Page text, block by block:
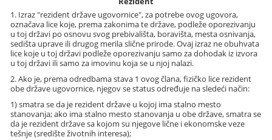
1. Izraz "rezident države ugovornice", za potrebe ovog ugovora,
označava lice koje, prema zakonima te države, podleže oporezivanju
u toj državi po osnovu svog prebivališta, boravišta, mesta osnivanja,
sedišta uprave ili drugog merila slične prirode. Ovaj izraz ne obuhvata
lice koje u toj državi podleže oporezivanju samo za dohodak iz izvora
u toj državi ili samo za imovinu koja se u njoj nalazi.
2. Ako je, prema odredbama stava 1 ovog člana, fizičko lice rezident
obe države ugovornice, njegov se status određuje na sledeći način:
1) smatra se da je rezident države u kojoj ima stalno mesto
stanovanja; ako ima stalno mesto stanovanja u obe države, smatra se
da je rezident države sa kojom su njegove lične i ekonomske veze
tešnje (središte životnih interesa);